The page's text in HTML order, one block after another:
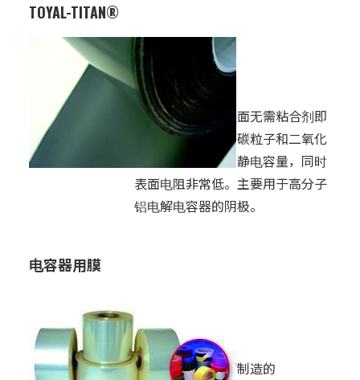
TOYAL-TITAN®
业务：
电子材料
特点：
这款产品在铝箔表面无需粘合剂即
可分别固定微小的碳粒子和二氧化
钛粒子，可获得高静电容量，同时
表面电阻非常低。主要用于高分子
铝电解电容器的阴极。
电容器用膜
电子材料
特点：
本公司也经营东丽制造的